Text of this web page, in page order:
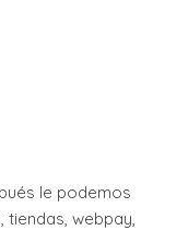
le podemos
tiendas, webpay,